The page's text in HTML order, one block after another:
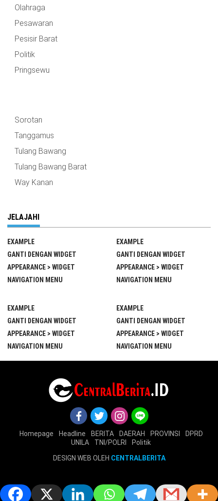
Olahraga
Pesawaran
Pesisir Barat
Politik
Pringsewu
Sorotan
Tanggamus
Tulang Bawang
Tulang Bawang Barat
Way Kanan
JELAJAHI
EXAMPLE
GANTI DENGAN WIDGET
APPEARANCE > WIDGET
NAVIGATION MENU
EXAMPLE
GANTI DENGAN WIDGET
APPEARANCE > WIDGET
NAVIGATION MENU
EXAMPLE
GANTI DENGAN WIDGET
APPEARANCE > WIDGET
NAVIGATION MENU
EXAMPLE
GANTI DENGAN WIDGET
APPEARANCE > WIDGET
NAVIGATION MENU
Homepage Headline BERITA DAERAH PROVINSI
DPRD
UNILA
TNI/POLRI
Politik
DESIGN WEB OLEH CENTRALBERITA